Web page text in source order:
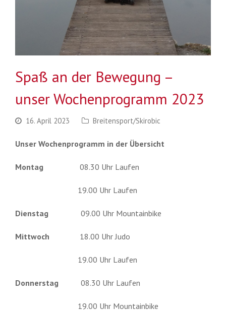
Spaß an der Bewegung –
unser Wochenprogramm 2023
16. April 2023 Breitensport/Skirobic
Unser Wochenprogramm in der Übersicht
Montag 08.30 Uhr Laufen
19.00 Uhr Laufen
Dienstag 09.00 Uhr Mountainbike
Mittwoch 18.00 Uhr Judo
19.00 Uhr Laufen
Donnerstag 08.30 Uhr Laufen
19.00 Uhr Mountainbike